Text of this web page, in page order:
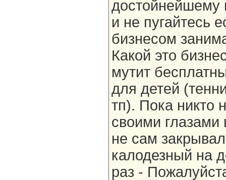
достойнейшему
и не пугайтесь
бизнесом
Какой это
мутит
для детей
тп). Пока никто
своими глазами
не сам
калодезный на
раз -